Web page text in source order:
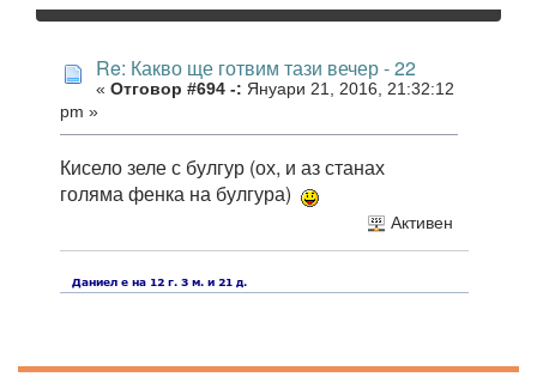
Re: Какво ще готвим тази вечер - 22
« Отговор #694 -: Януари 21, 2016, 21:32:12
pm »
Кисело зеле с булгур (ох, и аз станах
голяма фенка на булгура)
Активен